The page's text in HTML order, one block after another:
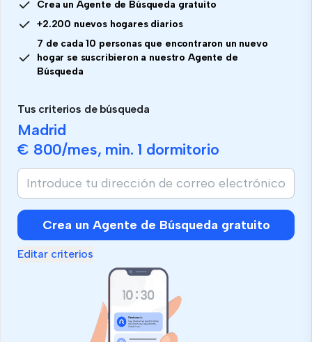
Crea un Agente de Búsqueda gratuito
+2.200 nuevos hogares diarios
7 de cada 10 personas que encontraron un nuevo
hogar se suscribieron a nuestro Agente de
Búsqueda
Tus criterios de búsqueda
Madrid
€ 800/mes, min. 1 dormitorio
Crea un Agente de Búsqueda gratuito
Editar criterios